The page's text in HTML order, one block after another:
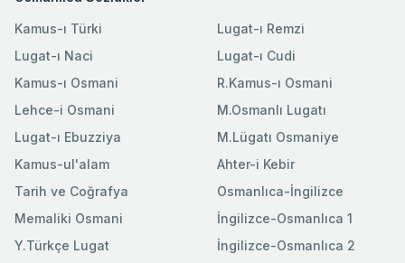
Kamus-ı Türki
Lugat-ı Naci
Kamus-ı Osmani
Lehce-i Osmani
Lugat-ı Ebuzziya
Lugat-ı Remzi
Lugat-ı Cudi
R.Kamus-ı Osmani
M.Osmanlı Lugatı
M.Lügatı Osmaniye
Kamus-ul'alam
Tarih ve Coğrafya
Memaliki Osmani
Y.Türkçe Lugat
Ahter-i Kebir
Osmanlıca-İngilizce
İngilizce-Osmanlıca 1
İngilizce-Osmanlıca 2